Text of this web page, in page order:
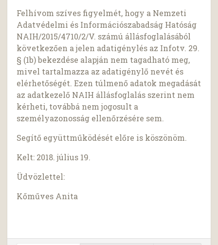
Felhívom szíves figyelmét, hogy a Nemzeti
Adatvédelmi és Információszabadság Hatóság
NAIH/2015/4710/2/V. számú állásfoglalásából
következően a jelen adatigénylés az Infotv. 29.
§ (1b) bekezdése alapján nem tagadható meg,
mivel tartalmazza az adatigénylő nevét és
elérhetőségét. Ezen túlmenő adatok megadását
az adatkezelő NAIH állásfoglalás szerint nem
kérheti, továbbá nem jogosult a
személyazonosság ellenőrzésére sem.
Segítő együttműködését előre is köszönöm.
Kelt: 2018. július 19.
Üdvözlettel:
Kőműves Anita